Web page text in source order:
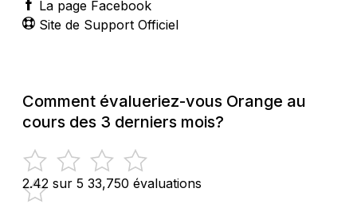
La page Facebook
Site de Support Officiel
Comment évalueriez-vous Orange au
cours des 3 derniers mois?
2.42 sur 5 33,750 évaluations